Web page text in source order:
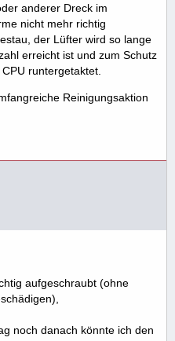
anderer Dreck im
nicht mehr richtig
der Lüfter wird so lange
erreicht ist und zum Schutz
runtergetaktet.
Reinigungsaktion
aufgeschraubt (ohne
noch danach könnte ich den